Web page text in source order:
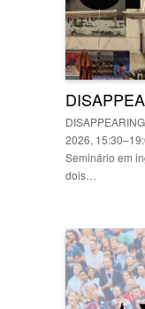
2026,
Seminário em
dois…